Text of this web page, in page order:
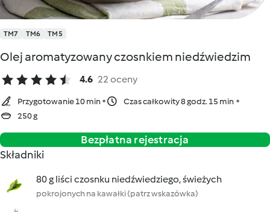
TM7 TM6 TM5
Olej aromatyzowany czosnkiem niedźwiedzim
4.6 22 oceny
Przygotowanie 10 min
Czas całkowity 8 godz. 15 min
250 g
Bezpłatna rejestracja
Składniki
80 g liści czosnku niedźwiedziego, świeżych
pokrojonych na kawałki (patrz wskazówka)